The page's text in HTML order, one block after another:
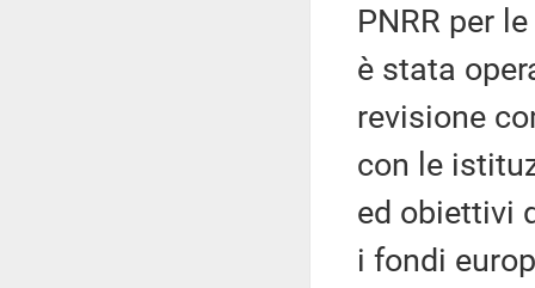
PNRR per
è stata
revisione
con le
ed obiettivi
i fondi